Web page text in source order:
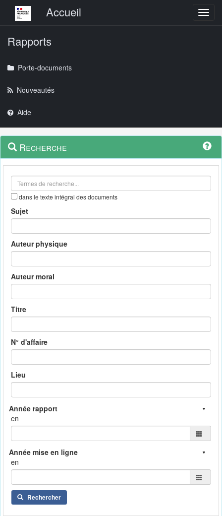
Menu principalAccueil
Rapports
Porte-documents
Nouveautés
Aide
Navigation
outils
Menu
contextuel
Recherche
dans le texte intégral des documents
Sujet
Auteur physique
Auteur moral
Titre
N° d'affaire
Lieu
en
en
Rechercher